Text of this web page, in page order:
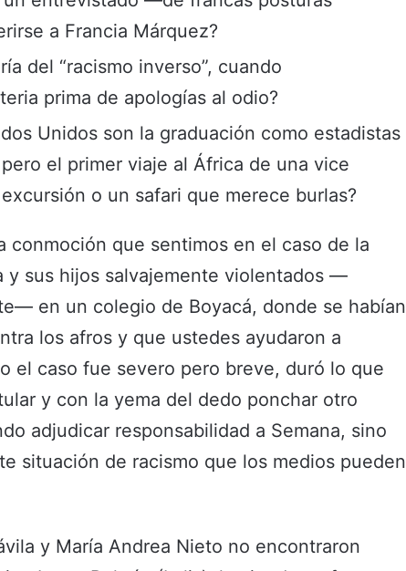
a Francia Márquez?
del “racismo inverso”, cuando
prima de apologías al odio?
Unidos son la graduación como estadistas
el primer viaje al África de una vice
o un safari que merece burlas?
conmoción que sentimos en el caso de la
y sus hijos salvajemente violentados —
en un colegio de Boyacá, donde se habían
los afros y que ustedes ayudaron a
el caso fue severo pero breve, duró lo que
y con la yema del dedo ponchar otro
adjudicar responsabilidad a Semana, sino
situación de racismo que los medios pueden
y María Andrea Nieto no encontraron